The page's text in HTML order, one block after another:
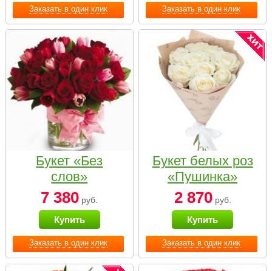
Заказать в один клик Заказать в один клик
Заказать в один клик
Букет «Без
слов»
7 380 руб.
Купить
Заказать в один клик
Букет белых роз
«Пушинка»
2 870руб.
Купить